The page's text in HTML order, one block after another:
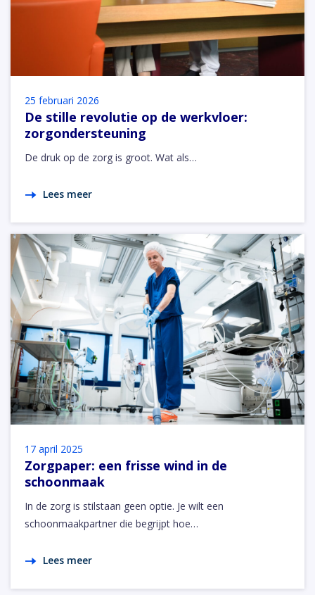
25 februari 2026
De stille revolutie op de werkvloer:
zorgondersteuning
De druk op de zorg is groot. Wat als…
Lees meer
17 april 2025
Zorgpaper: een frisse wind in de
schoonmaak
In de zorg is stilstaan geen optie. Je wilt een
schoonmaakpartner die begrijpt hoe…
Lees meer